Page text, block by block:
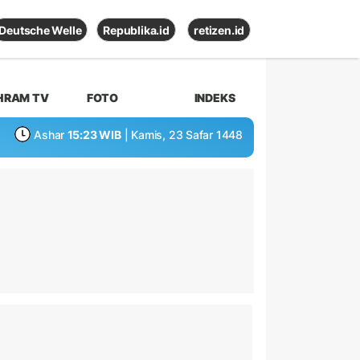
Deutsche Welle Republika.id retizen.id
TV FOTO INDEKS
Ashar 15:23 WIB | Kamis, 23 Safar 1448